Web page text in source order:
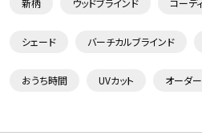
シェード バーチカルブラインド
おうち時間 UVカット オーダ